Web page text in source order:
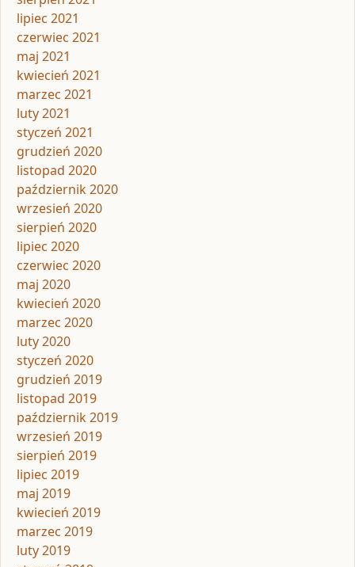
lipiec 2021
czerwiec 2021
maj 2021
kwiecień 2021
marzec 2021
luty 2021
styczeń 2021
grudzień 2020
listopad 2020
październik 2020
wrzesień 2020
sierpień 2020
lipiec 2020
czerwiec 2020
maj 2020
kwiecień 2020
marzec 2020
luty 2020
styczeń 2020
grudzień 2019
listopad 2019
październik 2019
wrzesień 2019
sierpień 2019
lipiec 2019
maj 2019
kwiecień 2019
marzec 2019
luty 2019